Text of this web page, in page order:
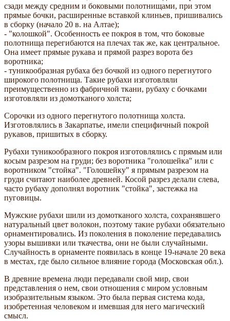
сзади между средним и боковыми полотнищами, при этом
прямые бочки, расширенные вставкой клиньев, пришивались
в сборку (начало 20 в. на Алтае);
- "колошкой". Особенность ее покроя в том, что боковые
полотнища перегибаются на плечах так же, как центральное.
Она имеет прямые рукава и прямой разрез ворота без
воротника;
- туникообразная рубаха без бочкой из одного перегнутого
широкого полотнища. Такие рубахи изготовляли
преимущественно из фабричной ткани, рубаху с бочками
изготовляли из домотканого холста;
Сорочки из одного перегнутого полотнища холста.
Изготовлялись в Закарпатье, имели специфичный покрой
рукавов, пришитых в сборку.
Рубахи туникообразного покроя изготовлялись с прямым или
косым разрезом на груди; без воротника "голошейка" или с
воротником "стойка". "Голошейку" я прямым разрезом на
груди считают наиболее древней. Косой разрез делали слева,
часто рубаху дополнял воротник "стойка", застежка на
пуговицы.
Мужские рубахи шили из домотканого холста, сохранявшего
натуральный цвет волокон, поэтому такие рубахи обязательно
орнаментировались. Из поколения в поколение передавались
узоры вышивки или ткачества, они не были случайными.
Случайность в орнаменте появилась в конце 19-начале 20 века
в местах, где было сильное влияние города (Московская обл.).
В древние времена люди передавали свой мир, свои
представления о нем, свои отношения с миром условным
изобразительным языком. Это была первая система кода,
изобретенная человеком и имевшая для него магический
смысл.